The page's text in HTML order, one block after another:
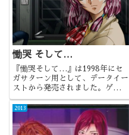
慟哭 そして…
『慟哭そして…』は1998年にセ
ガサターン用として、データイー
ストから発売されました。ゲーム
ては、非常に珍しい成功した作品
だったと思いますね。
2013